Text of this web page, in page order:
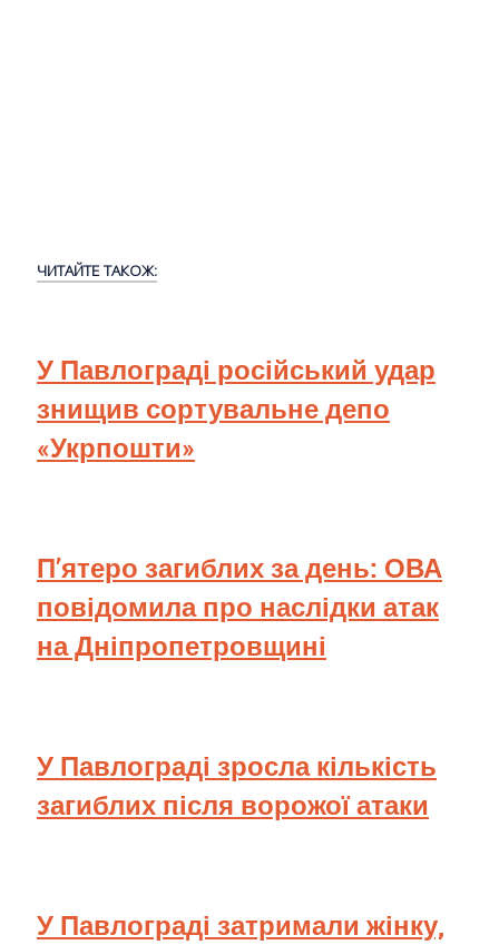
ЧИТАЙТЕ ТАКОЖ:
У Павлограді російський удар
знищив сортувальне депо
«Укрпошти»
П’ятеро загиблих за день: ОВА
повідомила про наслідки атак
на Дніпропетровщині
У Павлограді зросла кількість
загиблих після ворожої атаки
У Павлограді затримали жінку,